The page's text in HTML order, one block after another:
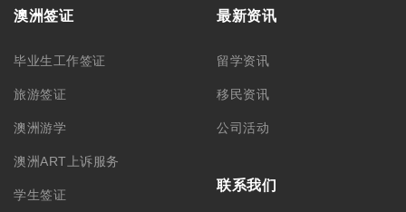
澳洲签证
毕业生工作签证
旅游签证
澳洲游学
澳洲ART上诉服务
学生签证
最新资讯
留学资讯
移民资讯
公司活动
联系我们